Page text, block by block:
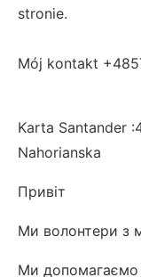
stronie.
Mój kontakt
Karta Santander
Nahorianska
Привіт
Ми волонтери
Ми допомагаємо